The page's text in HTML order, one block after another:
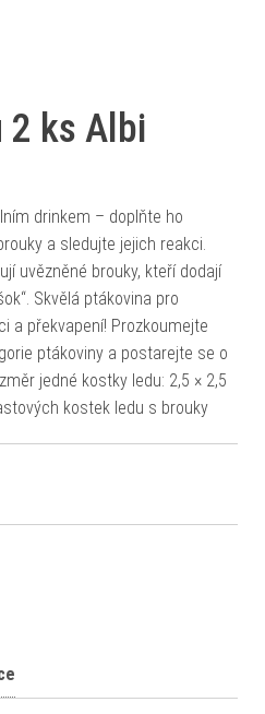
2 ks Albi
drinkem – doplňte ho
a sledujte jejich reakci.
uvězněné brouky, kteří dodají
Skvělá ptákovina pro
a překvapení! Prozkoumejte
ptákoviny a postarejte se o
jedné kostky ledu: 2,5 × 2,5
kostek ledu s brouky